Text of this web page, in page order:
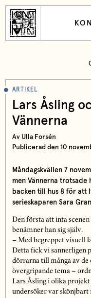
ARTIKEL
Lars Åsling
Vännerna
Av Ulla Forsén
Publicerad den 10
Måndagskvällen 7
men Vännerna
backen till hus 8 för att
serieskaparen Sara
Den första att inta scenen
benämner han sig själv.
– Med begreppet visuell
Detta fick vi sannerligen
dörrarna till många av
övergripande tema –
Lars Åsling i olika
undersöker var skönjbart